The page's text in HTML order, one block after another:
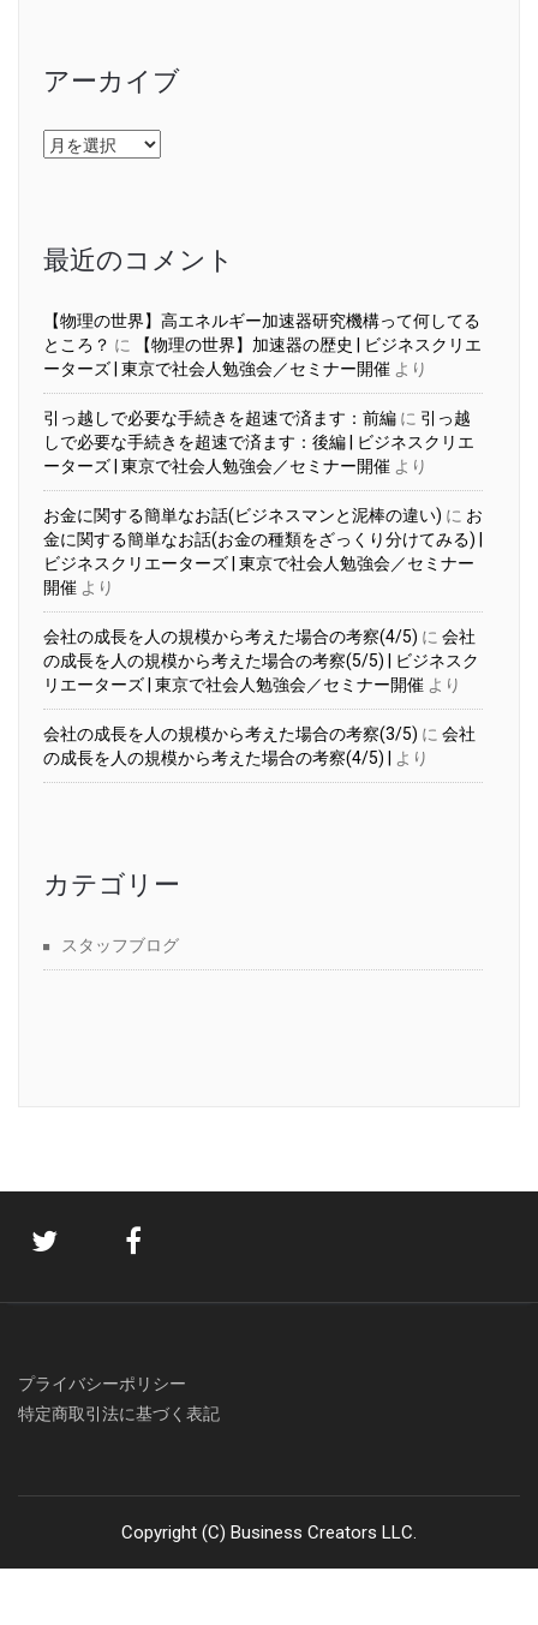
アーカイブ
ア
ー
最近のコメント
【物理の世界】高エネルギー加速器研究機構って何してる
ところ？ に
【物理の世界】加速器の歴史 | ビジネスクリエ
ーターズ | 東京で社会人勉強会／セミナー開催 より
引っ越しで必要な手続きを超速で済ます：前編 に 引っ越
しで必要な手続きを超速で済ます：後編 | ビジネスクリエ
ーターズ | 東京で社会人勉強会／セミナー開催 より
お金に関する簡単なお話(ビジネスマンと泥棒の違い) に お
金に関する簡単なお話(お金の種類をざっくり分けてみる) |
ビジネスクリエーターズ | 東京で社会人勉強会／セミナー
開催 より
会社の成長を人の規模から考えた場合の考察(4/5) に 会社
の成長を人の規模から考えた場合の考察(5/5) | ビジネスク
リエーターズ | 東京で社会人勉強会／セミナー開催 より
会社の成長を人の規模から考えた場合の考察(3/5) に 会社
の成長を人の規模から考えた場合の考察(4/5) |
より
カテゴリー
スタッフブログ
プライバシーポリシー
特定商取引法に基づく表記
Copyright (C) Business Creators LLC.